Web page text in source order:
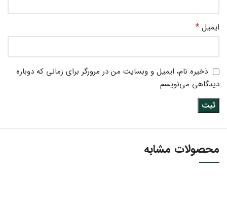
ایمیل *
ذخیره نام، ایمیل و وبسایت من در مرورگر برای زمانی که دوباره
دیدگاهی می‌نویسم.
محصولات مشابه